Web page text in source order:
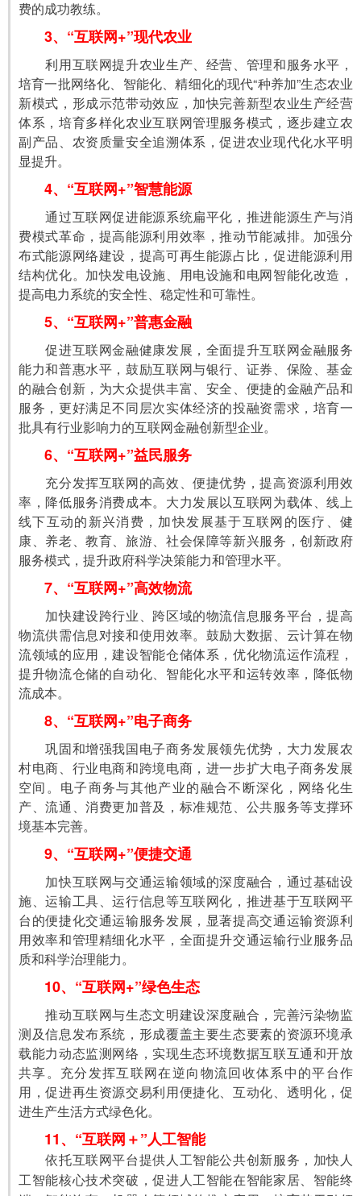
费的成功教练。
3、“互联网+”现代农业
利用互联网提升农业生产、经营、管理和服务水平，
培育一批网络化、智能化、精细化的现代“种养加”生态农业
新模式，形成示范带动效应，加快完善新型农业生产经营
体系，培育多样化农业互联网管理服务模式，逐步建立农
副产品、农资质量安全追溯体系，促进农业现代化水平明
显提升。
4、“互联网+”智慧能源
通过互联网促进能源系统扁平化，推进能源生产与消
费模式革命，提高能源利用效率，推动节能减排。加强分
布式能源网络建设，提高可再生能源占比，促进能源利用
结构优化。加快发电设施、用电设施和电网智能化改造，
提高电力系统的安全性、稳定性和可靠性。
5、“互联网+”普惠金融
促进互联网金融健康发展，全面提升互联网金融服务
能力和普惠水平，鼓励互联网与银行、证券、保险、基金
的融合创新，为大众提供丰富、安全、便捷的金融产品和
服务，更好满足不同层次实体经济的投融资需求，培育一
批具有行业影响力的互联网金融创新型企业。
6、“互联网+”益民服务
充分发挥互联网的高效、便捷优势，提高资源利用效
率，降低服务消费成本。大力发展以互联网为载体、线上
线下互动的新兴消费，加快发展基于互联网的医疗、健
康、养老、教育、旅游、社会保障等新兴服务，创新政府
服务模式，提升政府科学决策能力和管理水平。
7、“互联网+”高效物流
加快建设跨行业、跨区域的物流信息服务平台，提高
物流供需信息对接和使用效率。鼓励大数据、云计算在物
流领域的应用，建设智能仓储体系，优化物流运作流程，
提升物流仓储的自动化、智能化水平和运转效率，降低物
流成本。
8、“互联网+”电子商务
巩固和增强我国电子商务发展领先优势，大力发展农
村电商、行业电商和跨境电商，进一步扩大电子商务发展
空间。电子商务与其他产业的融合不断深化，网络化生
产、流通、消费更加普及，标准规范、公共服务等支撑环
境基本完善。
9、“互联网+”便捷交通
加快互联网与交通运输领域的深度融合，通过基础设
施、运输工具、运行信息等互联网化，推进基于互联网平
台的便捷化交通运输服务发展，显著提高交通运输资源利
用效率和管理精细化水平，全面提升交通运输行业服务品
质和科学治理能力。
10、“互联网+”绿色生态
推动互联网与生态文明建设深度融合，完善污染物监
测及信息发布系统，形成覆盖主要生态要素的资源环境承
载能力动态监测网络，实现生态环境数据互联互通和开放
共享。充分发挥互联网在逆向物流回收体系中的平台作
用，促进再生资源交易利用便捷化、互动化、透明化，促
进生产生活方式绿色化。
11、“互联网＋”人工智能
依托互联网平台提供人工智能公共创新服务，加快人
工智能核心技术突破，促进人工智能在智能家居、智能终